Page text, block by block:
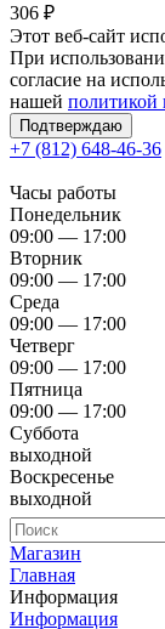
306 ₽
Этот веб-сайт
При
согласие на
нашей политикой
Подтверждаю
+7 (812) 648-46-36
Часы работы
Понедельник
09:00 — 17:00
Вторник
09:00 — 17:00
Среда
09:00 — 17:00
Четверг
09:00 — 17:00
Пятница
09:00 — 17:00
Суббота
выходной
Воскресенье
выходной
Магазин
Главная
Информация
Информация